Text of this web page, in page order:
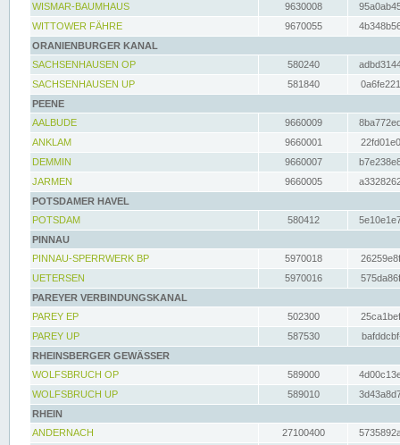
WISMAR-BAUMHAUS
9630008
WITTOWER FÄHRE
9670055
ORANIENBURGER KANAL
SACHSENHAUSEN OP
580240
SACHSENHAUSEN UP
581840
PEENE
AALBUDE
9660009
ANKLAM
9660001
DEMMIN
9660007
JARMEN
9660005
POTSDAMER HAVEL
POTSDAM
580412
PINNAU
PINNAU-SPERRWERK BP
5970018
UETERSEN
5970016
PAREYER VERBINDUNGSKANAL
PAREY EP
502300
PAREY UP
587530
RHEINSBERGER GEWÄSSER
WOLFSBRUCH OP
589000
WOLFSBRUCH UP
589010
RHEIN
ANDERNACH
27100400